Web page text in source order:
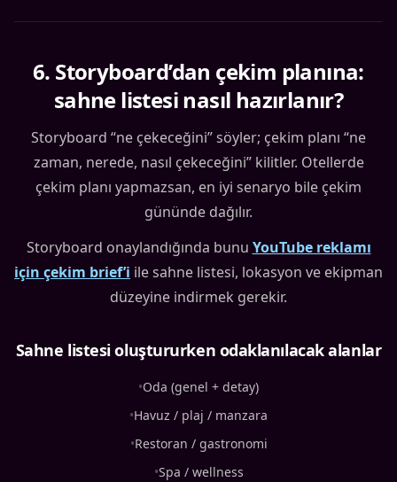
6. Storyboard’dan çekim planına:
sahne listesi nasıl hazırlanır?
Storyboard “ne çekeceğini” söyler; çekim planı “ne
zaman, nerede, nasıl çekeceğini” kilitler. Otellerde
çekim planı yapmazsan, en iyi senaryo bile çekim
gününde dağılır.
Storyboard onaylandığında bunu YouTube reklamı
için çekim brief’i ile sahne listesi, lokasyon ve ekipman
düzeyine indirmek gerekir.
Sahne listesi oluştururken odaklanılacak alanlar
•Oda (genel + detay)
•Havuz / plaj / manzara
•Restoran / gastronomi
•Spa / wellness